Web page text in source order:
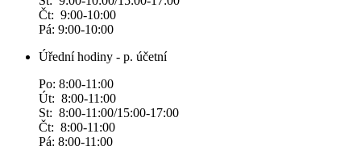
Čt: 9:00-10:00
Pá: 9:00-10:00
Úřední hodiny - p. účetní
Po: 8:00-11:00
Út: 8:00-11:00
St: 8:00-11:00/15:00-17:00
Čt: 8:00-11:00
Pá: 8:00-11:00